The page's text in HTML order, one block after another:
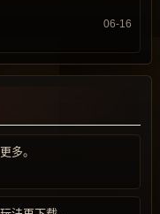
06-16
多。